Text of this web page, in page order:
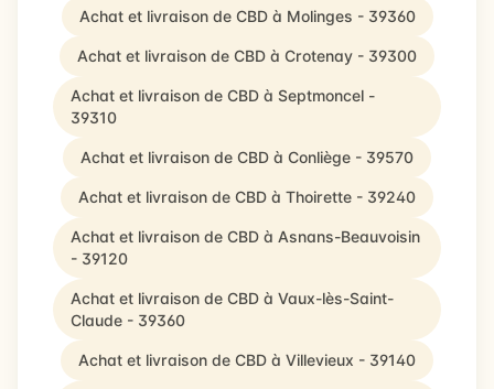
Achat et livraison de CBD à Molinges - 39360
Achat et livraison de CBD à Crotenay - 39300
Achat et livraison de CBD à Septmoncel -
39310
Achat et livraison de CBD à Conliège - 39570
Achat et livraison de CBD à Thoirette - 39240
Achat et livraison de CBD à Asnans-Beauvoisin
- 39120
Achat et livraison de CBD à Vaux-lès-Saint-
Claude - 39360
Achat et livraison de CBD à Villevieux - 39140